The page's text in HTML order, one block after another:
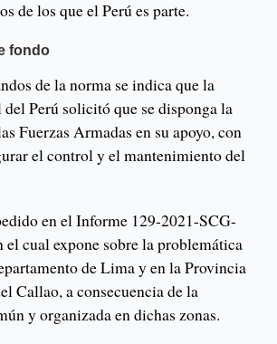
de los que el Perú es parte.
fondo
de la norma se indica que la
Perú solicitó que se disponga la
Fuerzas Armadas en su apoyo, con
el control y el mantenimiento del
en el Informe 129-2021-SCG-
cual expone sobre la problemática
de Lima y en la Provincia
Callao, a consecuencia de la
y organizada en dichas zonas.